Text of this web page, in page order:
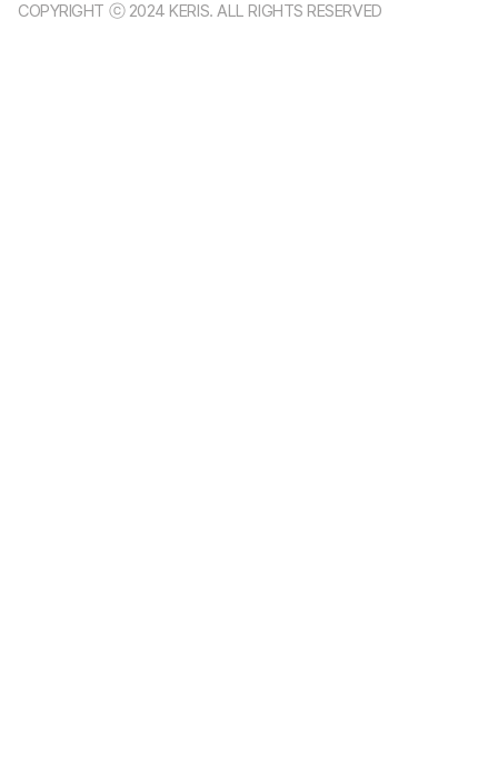
COPYRIGHT ⓒ 2024 KERIS. ALL RIGHTS RESERVED